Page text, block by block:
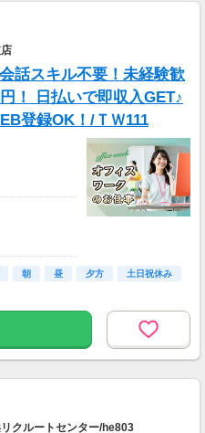
話スキル不要！未経験歓
！ 日払いで即収入GET♪
登録OK！/ＴＷ111
)
♪
数！
）
朝 昼 夕方
土日祝休み
クルートセンター/he803